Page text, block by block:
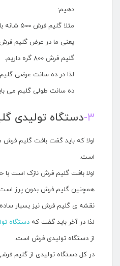
دهیم:
مثلا گلیم فرش ۵۰۰ شانه با تراکم ۸۰۰ خریداری کرده ایم:
گلیم فرش ۸۰۰ گره داریم.
ده سانت طولی گلیم می بایست ۸۰
۳- دستگاه تولیدی
اولا که باید گفت بافت گلیم
است.
اولا بافت گلیم فرش نازک است با
همچنین گلیم فرش بدون پرز
نقشه ی گلیم فرش نیز بسیار
لذا در آخر باید گفت که دستگاه
از دستگاه تولیدی فرش است.
در کل دستگاه تولیدی از گلیم